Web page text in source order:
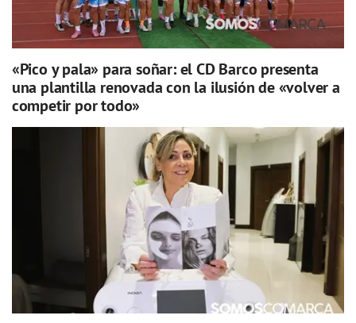
«Pico y pala» para soñar: el CD Barco presenta
una plantilla renovada con la ilusión de «volver a
competir por todo»